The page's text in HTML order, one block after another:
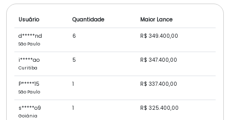
Usuário Quantidade Maior Lance
d*****nd
São Paulo
6 R$ 349.400,00
i*****ao
Curitiba
5 R$ 347.400,00
P*****15
São Paulo
1 R$ 337.400,00
s*****o9
Goiânia
1 R$ 325.400,00